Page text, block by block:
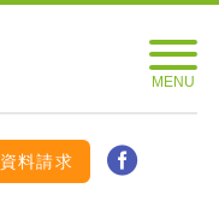
資料請求